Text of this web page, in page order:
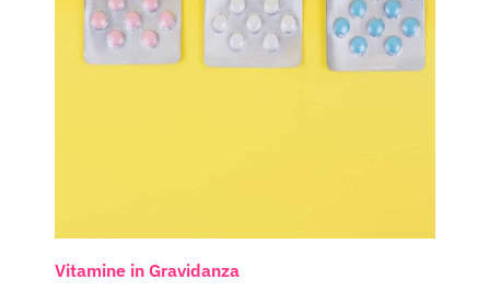
Vitamine in Gravidanza